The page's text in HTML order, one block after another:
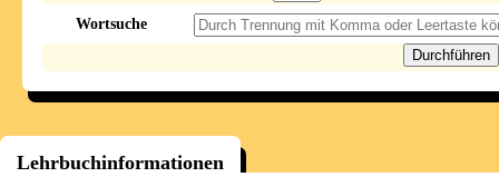
Wortsuche
Lehrbuchinformationen